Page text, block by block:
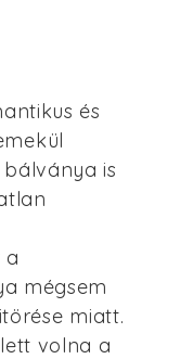
és
is
a
mégsem
miatt.
volna a